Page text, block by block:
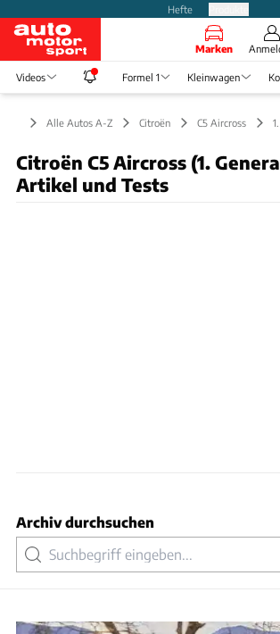
Hefte
Marken
Videos Formel 1 Kleinwagen
Alle Autos A-Z Citroën C5 Aircross
Citroën C5 Aircross (1.
Artikel und Tests
Archiv durchsuchen